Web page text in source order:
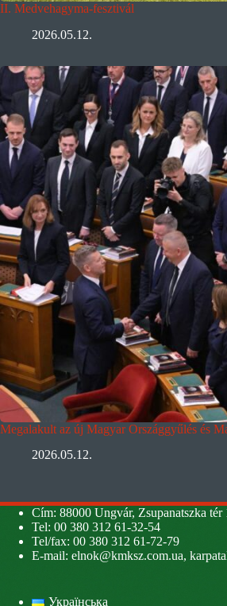
II. Medvehagyma-fesztivál
2026.05.12.
Megalakult az új Magyar Országgyűlés és
2026.05.12.
Cím: 88000 Ungvár, Zsupanatszka
Tel: 00 380 312 61-32-54
Tel/fax: 00 380 312 61-72-79
E-mail: elnok@kmksz.com.ua,
Українська